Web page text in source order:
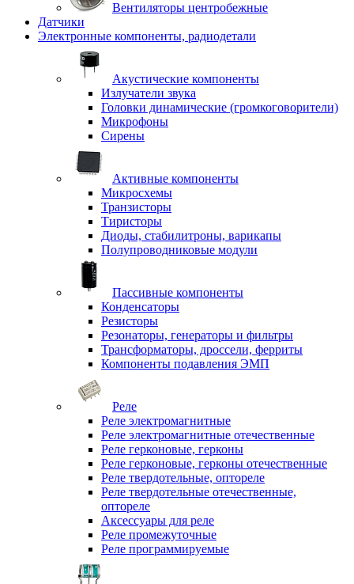
Вентиляторы центробежные
Датчики
Электронные компоненты, радиодетали
Акустические компоненты
Излучатели звука
Головки динамические (громкоговорители)
Микрофоны
Сирены
Активные компоненты
Микросхемы
Транзисторы
Тиристоры
Диоды, стабилитроны, варикапы
Полупроводниковые модули
Пассивные компоненты
Конденсаторы
Резисторы
Резонаторы, генераторы и фильтры
Трансформаторы, дроссели, ферриты
Компоненты подавления ЭМП
Реле
Реле электромагнитные
Реле электромагнитные отечественные
Реле герконовые, герконы
Реле герконовые, герконы отечественные
Реле твердотельные, оптореле
Реле твердотельные отечественные,
оптореле
Аксессуары для реле
Реле промежуточные
Реле программируемые